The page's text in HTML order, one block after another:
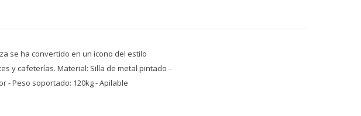
se ha convertido en un icono del estilo
y cafeterías. Material: Silla de metal pintado -
- Peso soportado: 120kg - Apilable